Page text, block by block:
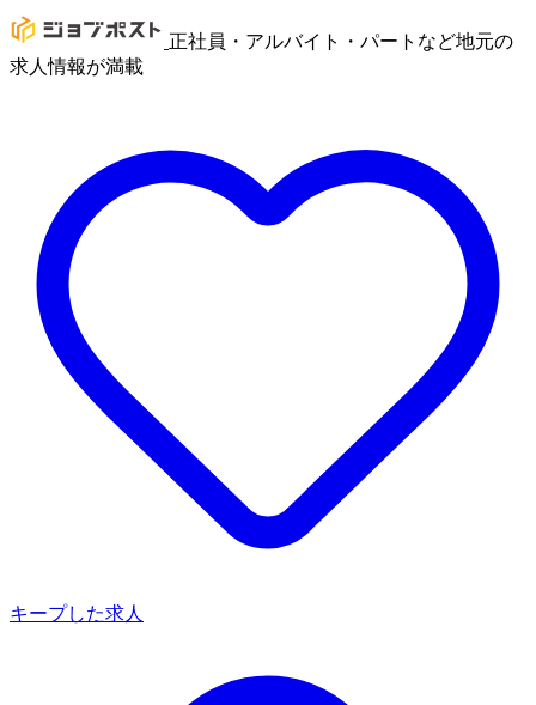
正社員・アルバイト・パートなど地元の
求人情報が満載
キープした求人